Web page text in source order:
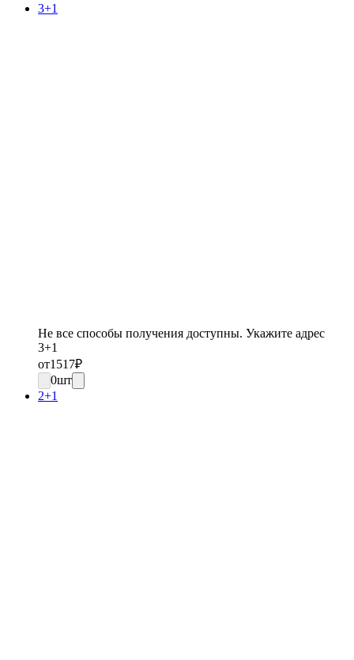
3+1
Не все способы получения доступны. Укажите адрес
3+1
от1517₽
0шт
2+1